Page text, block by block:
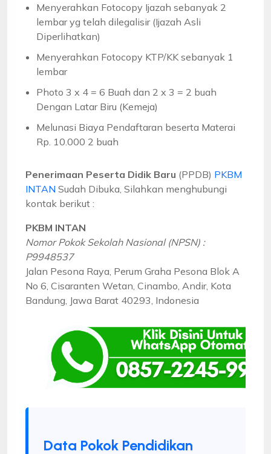
Menyerahkan Fotocopy Ijazah sebanyak 2
lembar yg telah dilegalisir (Ijazah Asli
Diperlihatkan)
Menyerahkan Fotocopy KTP/KK sebanyak 1
lembar
Photo 3 x 4 = 6 Buah dan 2 x 3 = 2 buah
Dengan Latar Biru (Kemeja)
Melunasi Biaya Pendaftaran beserta Materai
Rp. 10.000 2 buah
Penerimaan Peserta Didik Baru (PPDB) PKBM
INTAN Sudah Dibuka, Silahkan menghubungi
kontak berikut :
PKBM INTAN
Nomor Pokok Sekolah Nasional (NPSN) :
P9948537
Jalan Pesona Raya, Perum Graha Pesona Blok A
No 6, Cisaranten Wetan, Cinambo, Andir, Kota
Bandung, Jawa Barat 40293, Indonesia
Data Pokok Pendidikan